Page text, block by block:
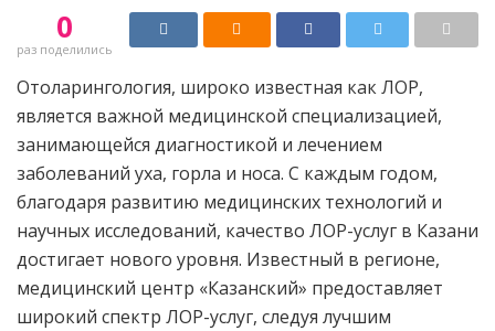
0
раз поделились
Отоларингология, широко известная как ЛОР,
является важной медицинской специализацией,
занимающейся диагностикой и лечением
заболеваний уха, горла и носа. С каждым годом,
благодаря развитию медицинских технологий и
научных исследований, качество ЛОР-услуг в Казани
достигает нового уровня. Известный в регионе,
медицинский центр «Казанский» предоставляет
широкий спектр ЛОР-услуг, следуя лучшим